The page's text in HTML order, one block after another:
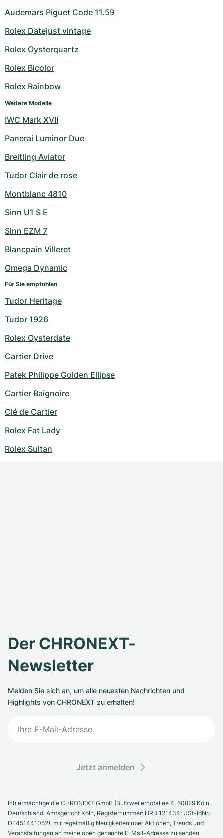
Audemars Piguet Code 11.59
Rolex Datejust vintage
Rolex Oysterquartz
Rolex Bicolor
Rolex Rainbow
Weitere Modelle
IWC Mark XVII
Panerai Luminor Due
Breitling Aviator
Tudor Clair de rose
Montblanc 4810
Sinn U1 S E
Sinn EZM 7
Blancpain Villeret
Omega Dynamic
Für Sie empfohlen
Tudor Heritage
Tudor 1926
Rolex Oysterdate
Cartier Drive
Patek Philippe Golden Ellipse
Cartier Baignoire
Clé de Cartier
Rolex Fat Lady
Rolex Sultan
Der CHRONEXT-
Newsletter
Melden Sie sich an, um alle neuesten Nachrichten und
Highlights von CHRONEXT zu erhalten!
Jetzt anmelden
Ich ermächtige die CHRONEXT GmbH (Butzweilerhofallee 4, 50829 Köln,
Deutschland. Amtsgericht Köln, Registernummer: HRB 121434; USt-IdNr.:
DE451441052), mir regelmäßig Neuigkeiten über Aktionen, Trends und
Veranstaltungen an meine oben genannte E-Mail-Adresse zu senden.